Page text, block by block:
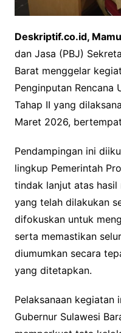
Deskriptif.co.id,
dan Jasa (PBJ)
Barat menggelar
Penginputan Rencana
Tahap II yang
Maret 2026,
Pendampingan ini
lingkup Pemerintah
tindak lanjut atas hasil
yang telah dilakukan
difokuskan untuk
serta memastikan
diumumkan secara
yang ditetapkan.
Pelaksanaan kegiatan
Gubernur Sulawesi